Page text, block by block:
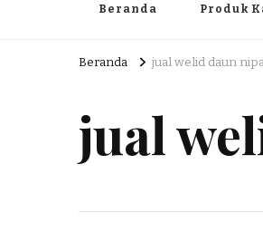
Beranda Produk
Beranda jual welid daun
jual